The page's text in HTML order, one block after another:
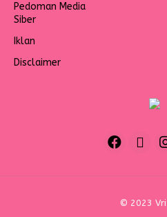
Pedoman Media
Siber
Iklan
Disclaimer
© 2023